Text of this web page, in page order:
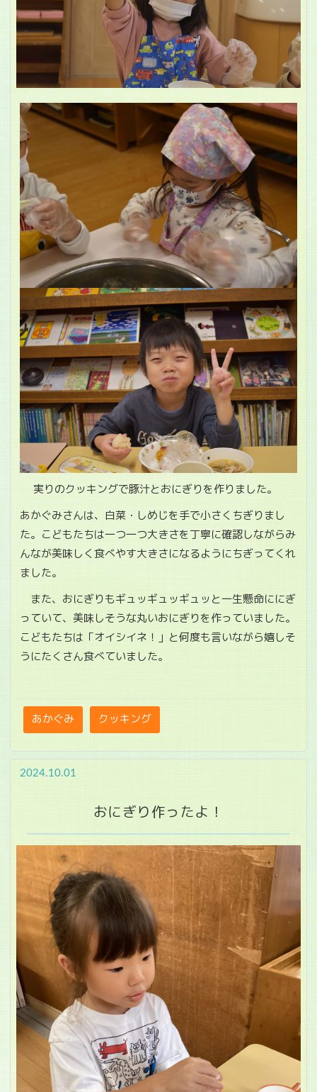
実りのクッキングで豚汁とおにぎりを作りました。
あかぐみさんは、白菜・しめじを手で小さくちぎりまし
た。こどもたちは一つ一つ大きさを丁寧に確認しながらみ
んなが美味しく食べやす大きさになるようにちぎってくれ
ました。
また、おにぎりもギュッギュッギュッと一生懸命ににぎ
っていて、美味しそうな丸いおにぎりを作っていました。
こどもたちは「オイシイネ！」と何度も言いながら嬉しそ
うにたくさん食べていました。
あかぐみ クッキング
2024.10.01
おにぎり作ったよ！